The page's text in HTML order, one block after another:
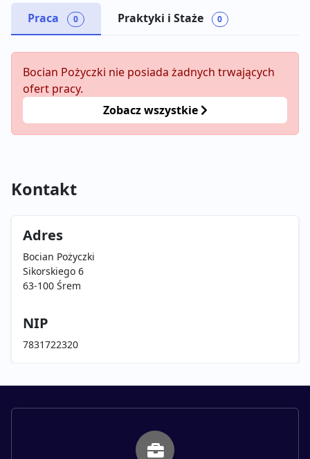
Praca 0 Praktyki i Staże 0
Bocian Pożyczki nie posiada żadnych trwających
ofert pracy.
Zobacz wszystkie
Kontakt
Adres
Bocian Pożyczki
Sikorskiego 6
63-100 Śrem
NIP
7831722320